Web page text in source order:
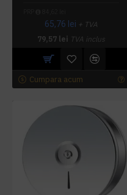
65,76 lei + TVA
79,57 lei TVA inclus
Cumpara acum